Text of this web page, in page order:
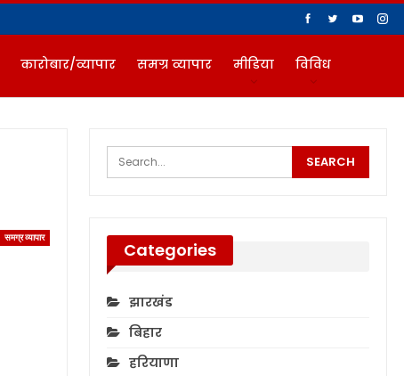
कारोबार/व्यापार समग्र व्यापार मीडिया विविध
समग्र व्यापार
Categories
झारखंड
बिहार
हरियाणा